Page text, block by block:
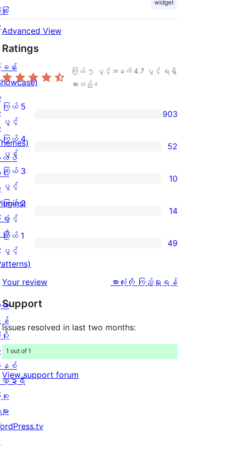
widget
Advanced View
Ratings
ကြယ် ၅ ပွင့်အနက် 4.7 ပွင့် ရရှိ
ထားသည်။
ကြယ်
5
ပွင့်
အဆင့်
သုံးသပ်
903
ကြယ် 5
ပွင့်
903
ကြယ်
4
ပွင့်
အဆင့်
သုံးသပ်
ချက်
စောင်
ကြယ် 4
ပွင့်
52
ကြယ်
3
ပွင့်
အဆင့်
သုံးသပ်
ချက်
ကြယ် 3
ပွင့်
10
ကြယ်
2
ပွင့်
အဆင့်
သုံးသပ်
14
စောင်
ကြယ် 2
ပွင့်
14
ကြယ်
1
ပွင့်
သုံးသပ်
ချက်
49
စောင်
ကြယ် 1
ပွင့်
49
Your review
သုံးသပ်
အားလုံးကို ကြည့်ရှုရန်
Support
Issues resolved in last two months:
1 out of 1
View support forum
ြုံ
ခန်း
လပ်
င်
စံ
ယ်
ာ
န်
း
နစ်
ဏ္ဍာရီ
စု
ား